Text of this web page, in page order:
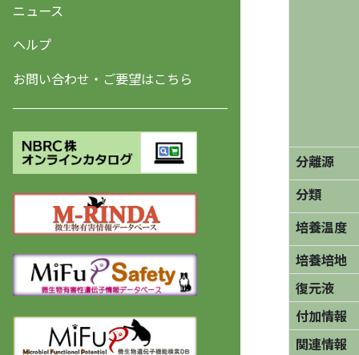
ニュース
ヘルプ
お問い合わせ・ご要望はこちら
分離源
分類
培養温度
培養培地
復元液
付加情報
関連情報